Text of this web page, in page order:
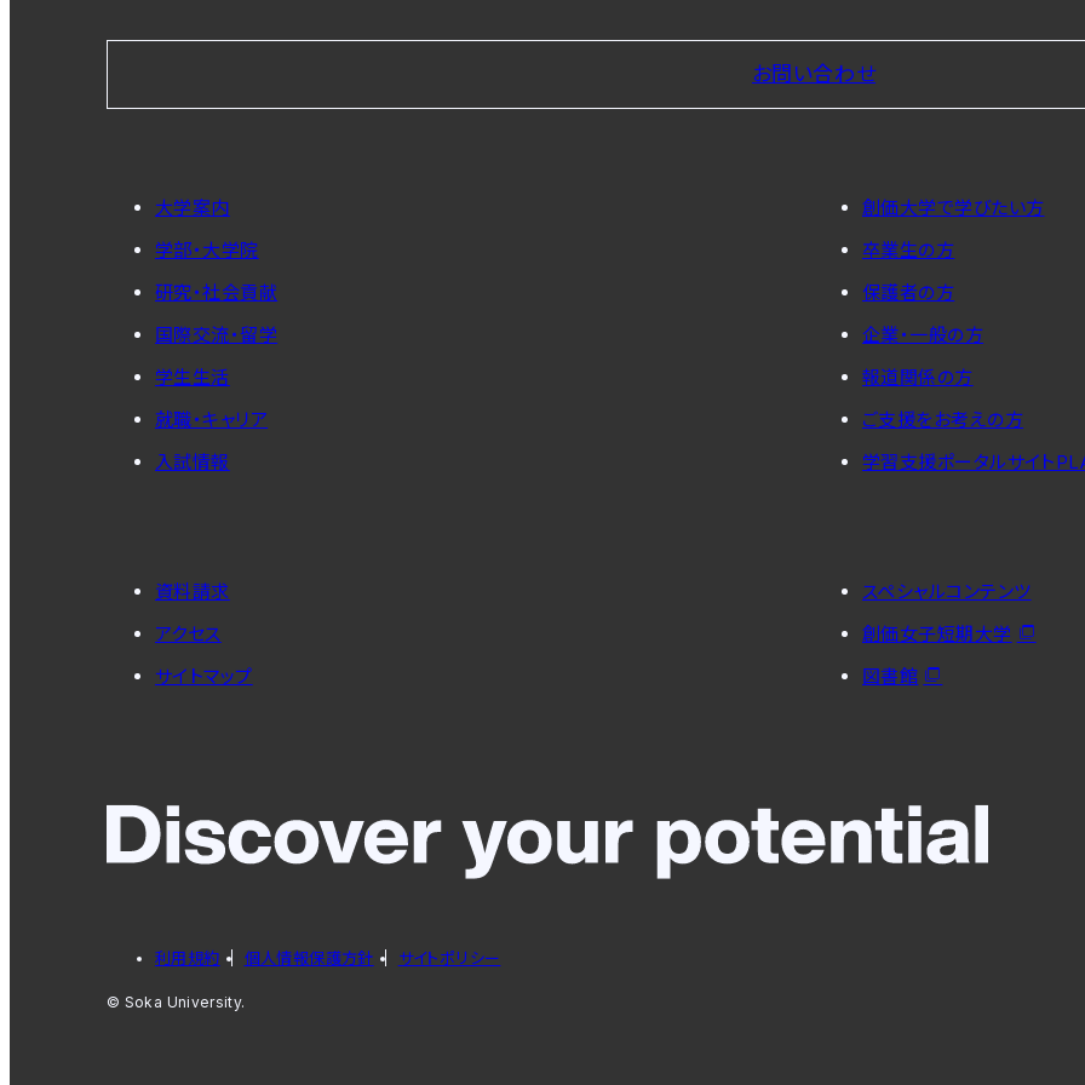
お問い合わせ
大学案内
学部・大学院
研究・社会貢献
国際交流・留学
学生生活
就職・キャリア
入試情報
創価大学で学びたい方
卒業生の方
保護者の方
企業・一般の方
報道関係の方
ご支援をお考えの方
学習支援ポータルサイト
資料請求
アクセス
サイトマップ
スペシャルコンテンツ
創価女子短期大学
図書館
利用規約 個人情報保護方針 サイトポリシー
© Soka University.